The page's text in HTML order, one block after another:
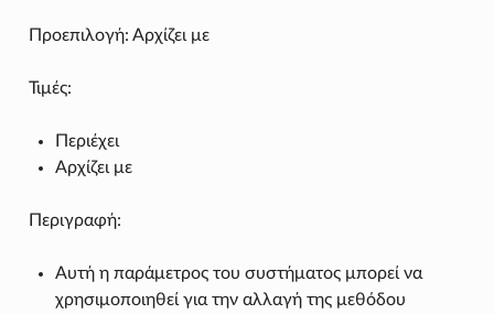
Προεπιλογή: Αρχίζει με
Τιμές:
Περιέχει
Αρχίζει με
Περιγραφή:
Αυτή η παράμετρος του συστήματος μπορεί να
χρησιμοποιηθεί για την αλλαγή της μεθόδου